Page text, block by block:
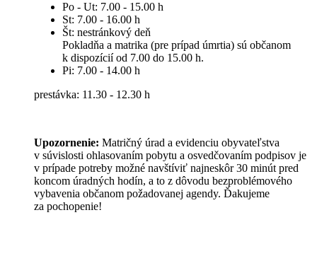
Po - Ut: 7.00 - 15.00 h
St: 7.00 - 16.00 h
Št: nestránkový deň
Pokladňa a matrika (pre prípad úmrtia) sú občanom
k dispozícií od 7.00 do 15.00 h.
Pi: 7.00 - 14.00 h
prestávka: 11.30 - 12.30 h
Upozornenie: Matričný úrad a evidenciu obyvateľstva
v súvislosti ohlasovaním pobytu a osvedčovaním podpisov je
v prípade potreby možné navštíviť najneskôr 30 minút pred
koncom úradných hodín, a to z dôvodu bezproblémového
vybavenia občanom požadovanej agendy. Ďakujeme
za pochopenie!